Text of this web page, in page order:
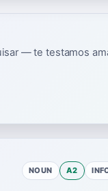
— te testamos
NOUN A2